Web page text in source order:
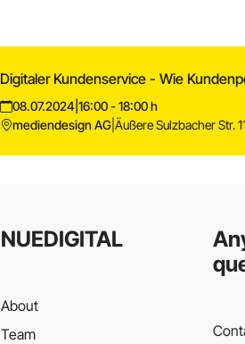
Digitaler Kundenservice - Wie
08.07.2024 |16:00 - 18:00 h
mediendesign AG |Äußere Sulzbacher Str.
NUEDIGITAL
About
Team